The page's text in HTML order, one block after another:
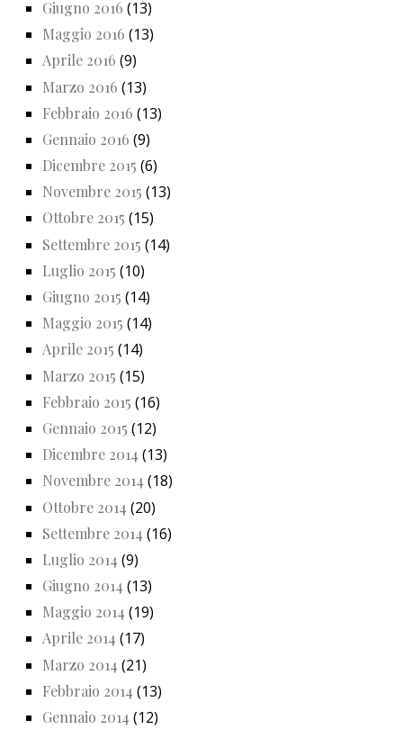
Giugno 2016 (13)
Maggio 2016 (13)
Aprile 2016 (9)
Marzo 2016 (13)
Febbraio 2016 (13)
Gennaio 2016 (9)
Dicembre 2015 (6)
Novembre 2015 (13)
Ottobre 2015 (15)
Settembre 2015 (14)
Luglio 2015 (10)
Giugno 2015 (14)
Maggio 2015 (14)
Aprile 2015 (14)
Marzo 2015 (15)
Febbraio 2015 (16)
Gennaio 2015 (12)
Dicembre 2014 (13)
Novembre 2014 (18)
Ottobre 2014 (20)
Settembre 2014 (16)
Luglio 2014 (9)
Giugno 2014 (13)
Maggio 2014 (19)
Aprile 2014 (17)
Marzo 2014 (21)
Febbraio 2014 (13)
Gennaio 2014 (12)